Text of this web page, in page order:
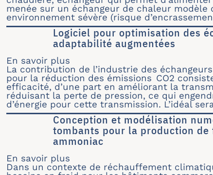
menée sur un échangeur de chaleur
environnement sévère (risque
Logiciel pour optimisation des
adaptabilité augmentées
En savoir plus
La contribution de l’industrie des
pour la réduction des émissions CO2
efficacité, d’une part en améliorant la
réduisant la perte de pression, ce qui
d’énergie pour cette transmission. L’idéal
Conception et modélisation
tombants pour la production
ammoniac
En savoir plus
Dans un contexte de réchauffement